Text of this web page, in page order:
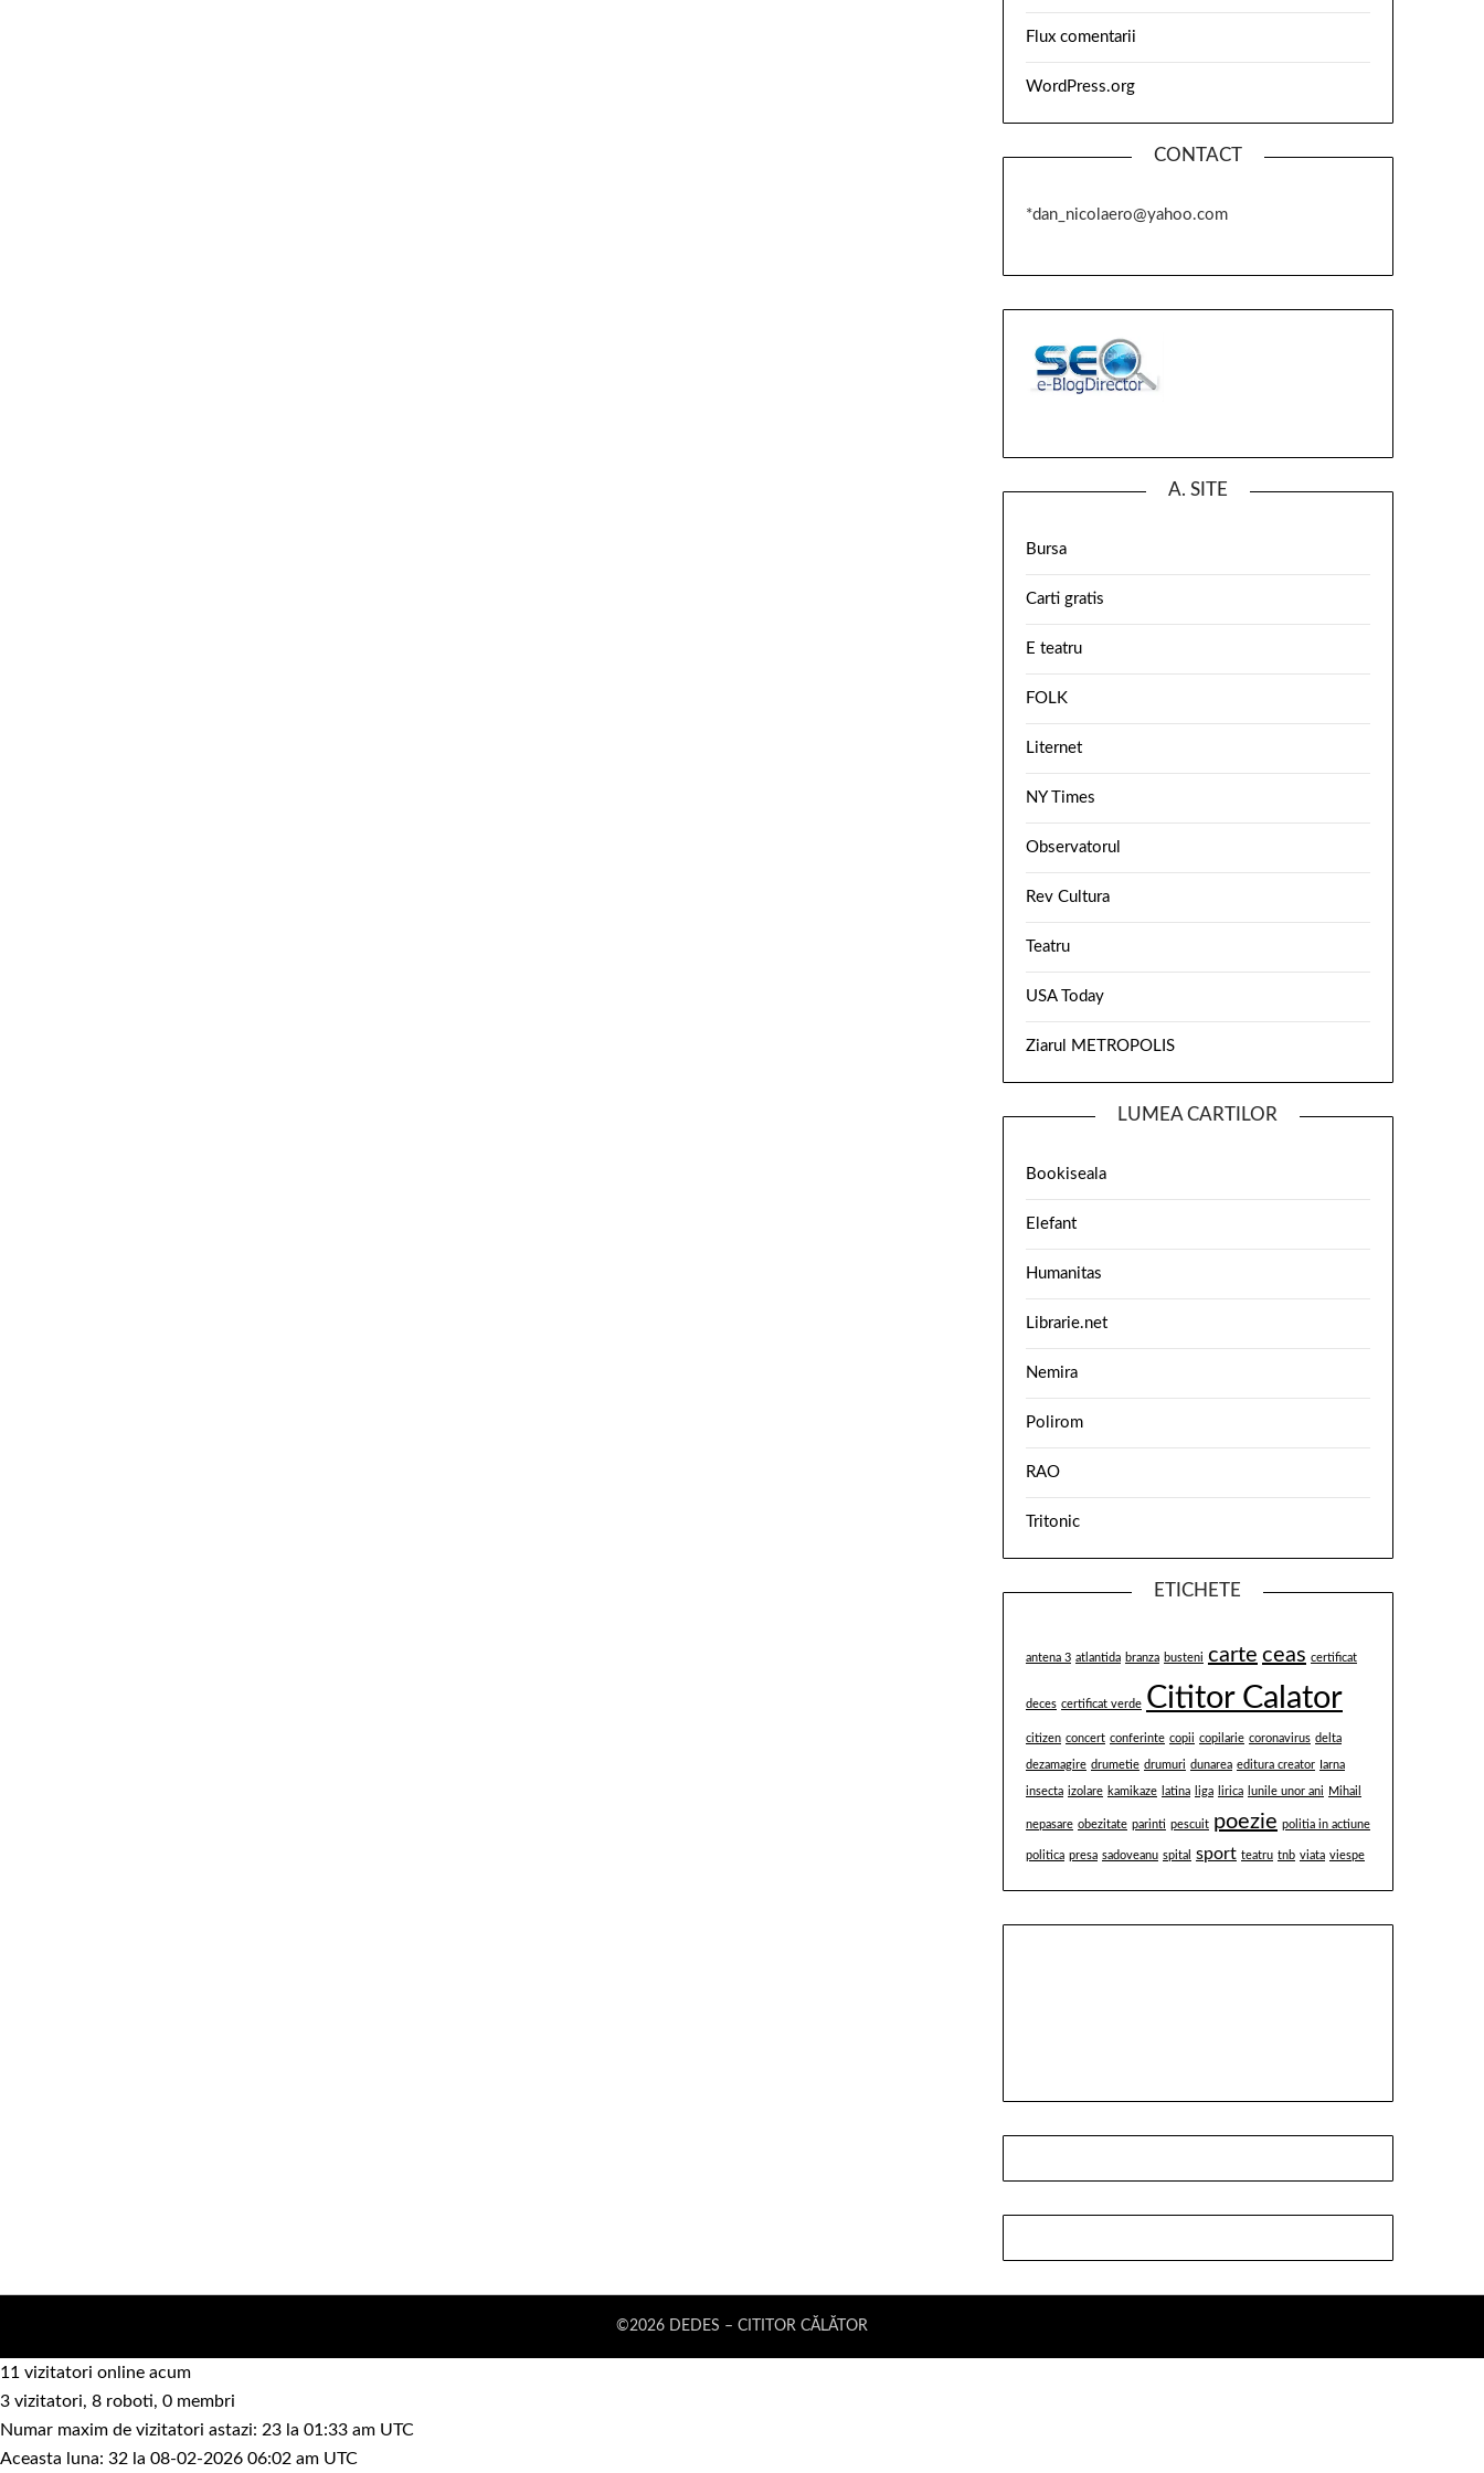
Flux comentarii
WordPress.org
CONTACT
*dan_nicolaero@yahoo.com
A. SITE
Bursa
Carti gratis
E teatru
FOLK
Liternet
NY Times
Observatorul
Rev Cultura
Teatru
USA Today
Ziarul METROPOLIS
LUMEA CARTILOR
Bookiseala
Elefant
Humanitas
Librarie.net
Nemira
Polirom
RAO
Tritonic
ETICHETE
antena 3 atlantida branza busteni carte ceas certificat
deces certificat verde Cititor Calator
citizen concert conferinte copii copilarie coronavirus delta
dezamagire drumetie drumuri dunarea editura creator Iarna
insecta izolare kamikaze latina liga lirica lunile unor ani Mihail
nepasare obezitate parinti pescuit poezie politia in actiune
politica presa sadoveanu spital sport teatru tnb viata viespe
©2026 DEDES – CITITOR CĂLĂTOR
11 vizitatori online acum
3 vizitatori, 8 roboti, 0 membri
Numar maxim de vizitatori astazi: 23 la 01:33 am UTC
Aceasta luna: 32 la 08-02-2026 06:02 am UTC